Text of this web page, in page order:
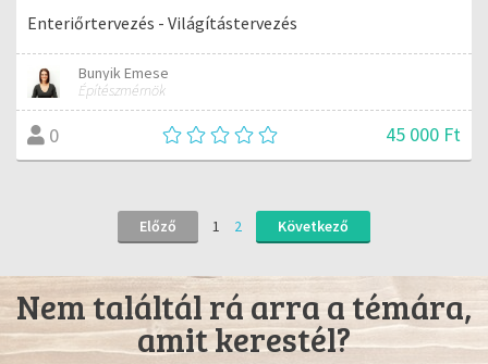
Enteriőrtervezés - Világítástervezés
Bunyik Emese
Építészmérnök
0 45 000 Ft
Előző 1 2 Következő
Nem találtál rá arra a témára,
amit kerestél?